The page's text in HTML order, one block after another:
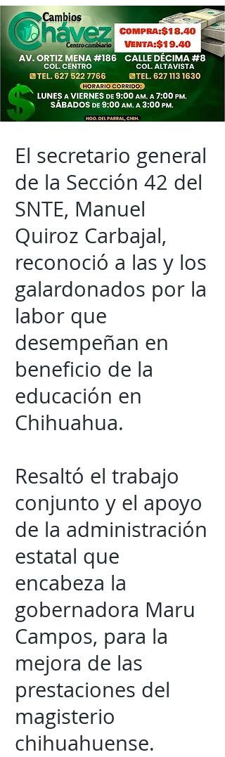
El secretario general
de la Sección 42 del
SNTE, Manuel
Quiroz Carbajal,
reconoció a las y los
galardonados por la
labor que
desempeñan en
beneficio de la
educación en
Chihuahua.
Resaltó el trabajo
conjunto y el apoyo
de la administración
estatal que
encabeza la
gobernadora Maru
Campos, para la
mejora de las
prestaciones del
magisterio
chihuahuense.